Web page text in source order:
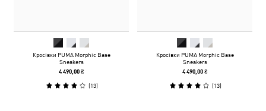
Кросівки PUMA Morphic Base
Sneakers
4 490,00 ₴
(13)
Кросівки PUMA Morphic Base
Sneakers
4 490,00 ₴
(13)